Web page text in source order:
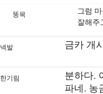
똥목
그럼
잘해주
넥발 금카 개
한기림
분하다.
파네. 농